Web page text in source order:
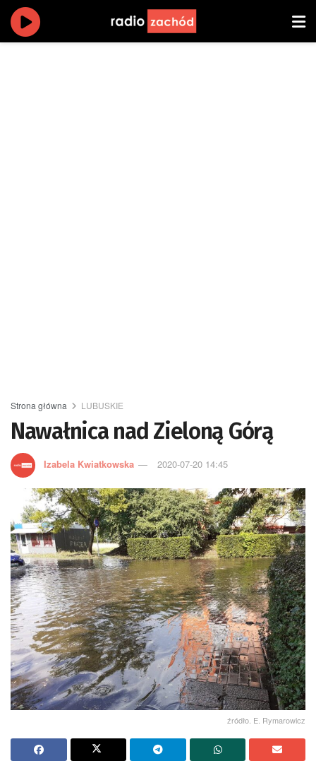
Strona główna LUBUSKIE
Nawałnica nad Zieloną Górą
Izabela Kwiatkowska 2020-07-20 14:45
źródło. E. Rymarowicz